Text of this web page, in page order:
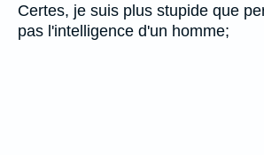
Certes, je suis plus stupide que
pas l'intelligence d'un homme;